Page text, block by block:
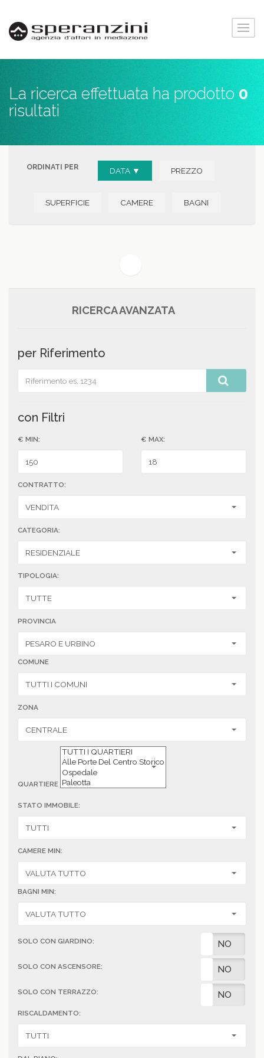
La ricerca effettuata ha prodotto 0
risultati
ORDINATI PER DATA ▼ PREZZO
SUPERFICIE CAMERE BAGNI
RICERCA AVANZATA
per Riferimento
con Filtri
€ MIN: € MAX:
CONTRATTO:
CATEGORIA:
TIPOLOGIA:
PROVINCIA
COMUNE
ZONA
QUARTIERE
STATO IMMOBILE:
CAMERE MIN:
BAGNI MIN:
SOLO CON GIARDINO: NO
SOLO CON ASCENSORE: NO
SOLO CON TERRAZZO: NO
RISCALDAMENTO: